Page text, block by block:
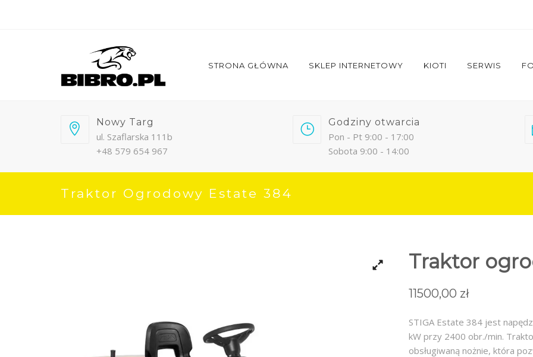
STRONA GŁÓWNA SKLEP INTERNETOWY KIOTI SERWIS
Nowy Targ
ul. Szaflarska 111b
+48 579 654 967
Godziny otwarcia
Pon - Pt 9:00 - 17:00
Sobota 9:00 - 14:00
Traktor Ogrodowy Estate 384
Traktor
11500,00 zł
STIGA Estate 384 jest
kW przy 2400 obr./min.
obsługiwaną nożnie, która